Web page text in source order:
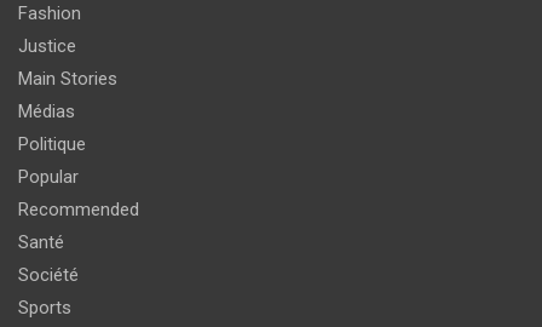
Fashion
Justice
Main Stories
Médias
Politique
Popular
Recommended
Santé
Société
Sports